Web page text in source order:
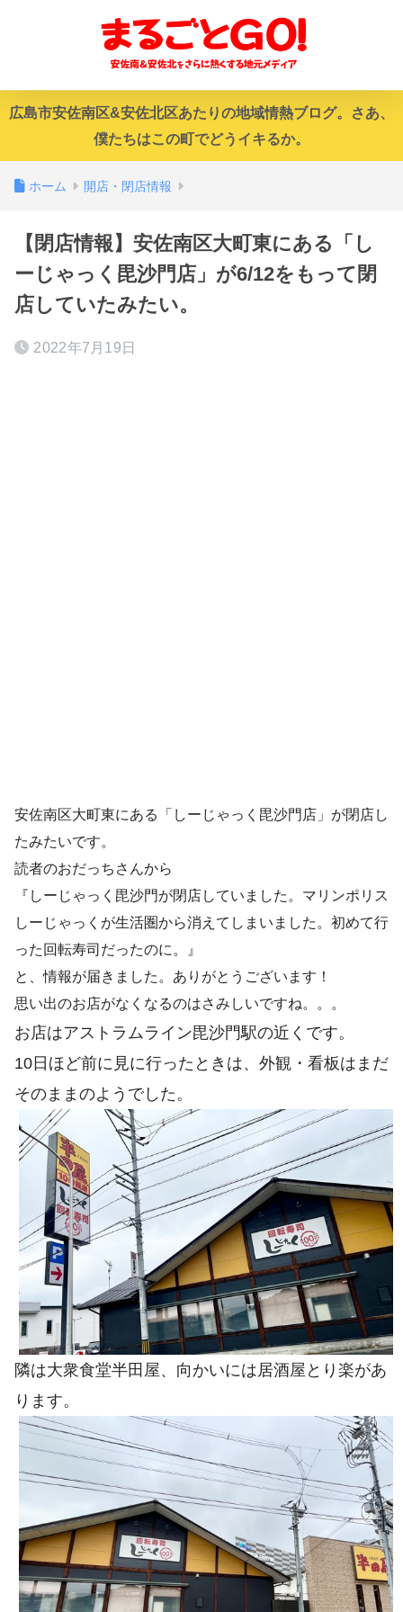
広島市安佐南区&安佐北区あたりの地域情熱ブログ。さあ、
僕たちはこの町でどうイキるか。
ホーム 開店・閉店情報
【閉店情報】安佐南区大町東にある「し
ーじゃっく毘沙門店」が6/12をもって閉
店していたみたい。
2022年7月19日
安佐南区大町東にある「しーじゃっく毘沙門店」が閉店し
たみたいです。
読者のおだっちさんから
『しーじゃっく毘沙門が閉店していました。マリンポリス
しーじゃっくが生活圏から消えてしまいました。初めて行
った回転寿司だったのに。』
と、情報が届きました。ありがとうございます！
思い出のお店がなくなるのはさみしいですね。。。
お店はアストラムライン毘沙門駅の近くです。
10日ほど前に見に行ったときは、外観・看板はまだ
そのままのようでした。
隣は大衆食堂半田屋、向かいには居酒屋とり楽があ
ります。